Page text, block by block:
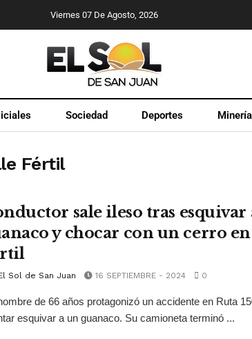
Viernes 07 De Agosto, 2026
Sociedad Deportes Minería
Fértil
sale ileso tras esquivar
y chocar con un cerro
Sol de San Juan 16 SEPTIEMBRE - 2024 0
de 66 años protagonizó un accidente en Ruta
esquivar a un guanaco. Su camioneta terminó ...